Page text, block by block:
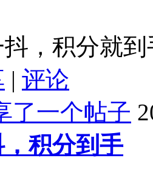
，积分就到
| 评论
了一个帖子
积分到手